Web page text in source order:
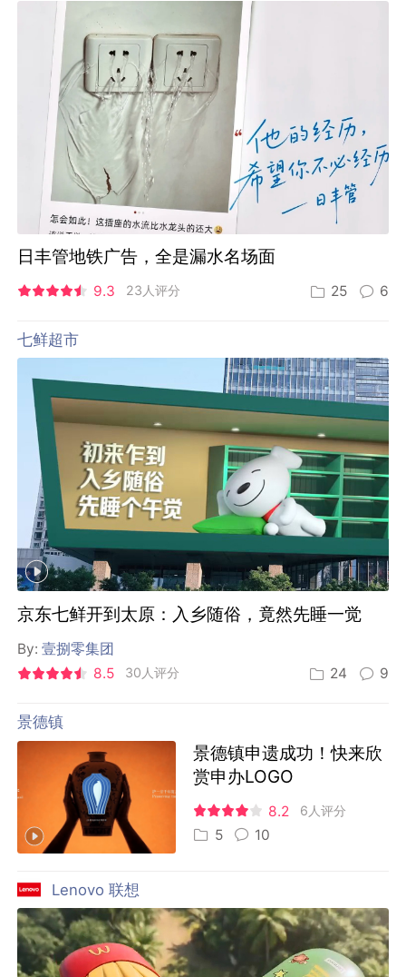
日丰管地铁广告，全是漏水名场面
9.3 23人评分 25 6
七鲜超市
京东七鲜开到太原：入乡随俗，竟然先睡一觉
By:壹捌零集团
8.5
30人评分 24 9
景德镇
景德镇申遗成功！快来欣
赏申办LOGO
8.2 6人评分
5 10
Lenovo 联想